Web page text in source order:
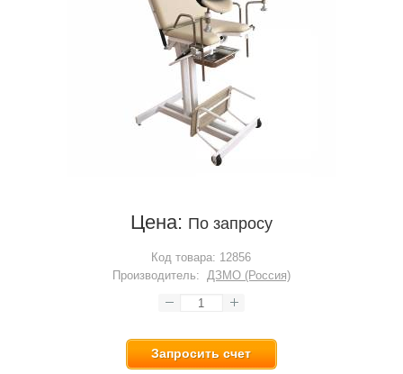
Цена: По запросу
Код товара: 12856
Производитель: ДЗМО (Россия)
Запросить счет